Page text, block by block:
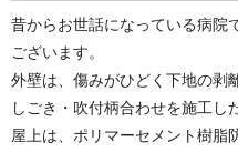
昔からお世話になっている病院
ございます。
外壁は、傷みがひどく下地の剥
しごき・吹付柄合わせを施工し
屋上は、ポリマーセメント樹脂